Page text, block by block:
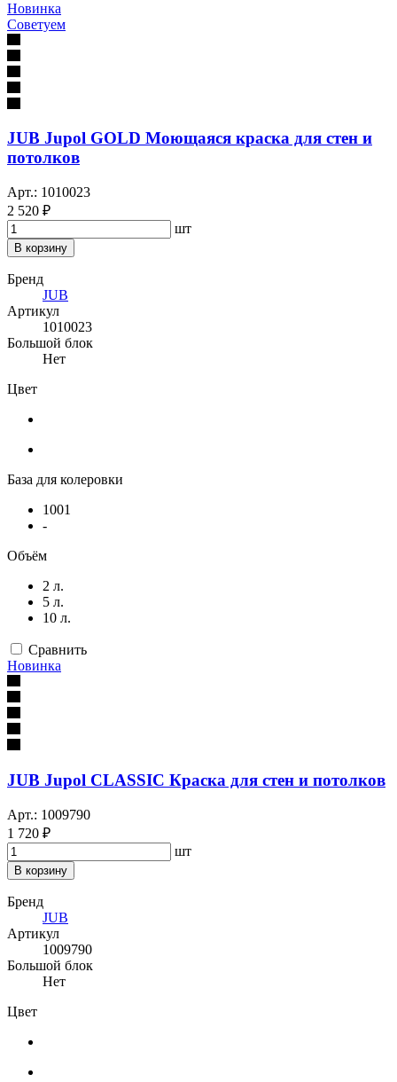
Новинка
Советуем
JUB Jupol GOLD Моющаяся краска для стен и
потолков
Арт.: 1010023
2 520 ₽
шт
В корзину
Бренд
JUB
Артикул
1010023
Большой блок
Нет
Цвет
База для колеровки
1001
-
Объём
2 л.
5 л.
10 л.
Сравнить
Новинка
JUB Jupol CLASSIC Краска для стен и потолков
Арт.: 1009790
1 720 ₽
шт
В корзину
Бренд
JUB
Артикул
1009790
Большой блок
Нет
Цвет